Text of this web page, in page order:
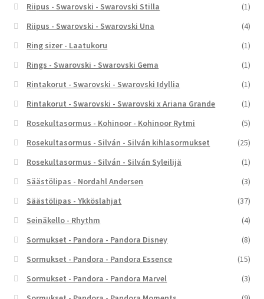
Riipus - Swarovski - Swarovski Stilla
(1)
Riipus - Swarovski - Swarovski Una
(4)
Ring sizer - Laatukoru
(1)
Rings - Swarovski - Swarovski Gema
(1)
Rintakorut - Swarovski - Swarovski Idyllia
(1)
Rintakorut - Swarovski - Swarovski x Ariana Grande
(1)
Rosekultasormus - Kohinoor - Kohinoor Rytmi
(5)
Rosekultasormus - Silván - Silván kihlasormukset
(25)
Rosekultasormus - Silván - Silván Syleilijä
(1)
Säästölipas - Nordahl Andersen
(3)
Säästölipas - Ykköslahjat
(37)
Seinäkello - Rhythm
(4)
Sormukset - Pandora - Pandora Disney
(8)
Sormukset - Pandora - Pandora Essence
(15)
Sormukset - Pandora - Pandora Marvel
(3)